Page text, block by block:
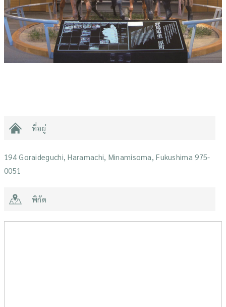
ที่อยู่
194 Goraideguchi, Haramachi, Minamisoma, Fukushima 975-
0051
พิกัด